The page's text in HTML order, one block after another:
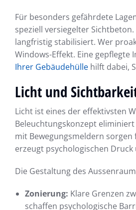
Für besonders gefährdete
speziell versiegelter
langfristig stabilisiert. Wer
Windows-Effekt. Eine
Ihrer Gebäudehülle hilft dabei,
Licht und
Licht ist eines der effektivsten
Beleuchtungskonzept
mit Bewegungsmeldern
erzeugt psychologischen
Die Gestaltung des
Zonierung: Klare Grenzen
schaffen psychologische